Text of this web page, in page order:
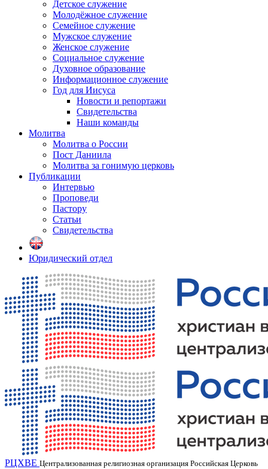
Детское служение
Молодёжное служение
Семейное служение
Мужское служение
Женское служение
Социальное служение
Духовное образование
Информационное служение
Год для Иисуса
Новости и репортажи
Свидетельства
Наши команды
Молитва
Молитва о России
Пост Даниила
Молитва за гонимую церковь
Публикации
Интервью
Проповеди
Пастору
Статьи
Свидетельства
Юридический отдел
РЦХВЕ Централизованная религиозная организация Российская Церковь